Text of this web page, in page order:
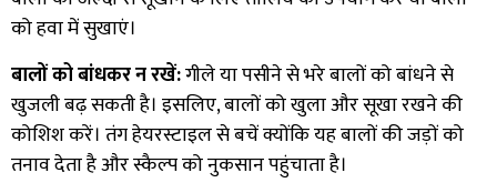
को हवा में सुखाएं।
बालों को बांधकर न रखें:गीले या पसीने से भरे बालों को बांधने से
खुजली बढ़ सकती है। इसलिए, बालों को खुला और सूखा रखने की
कोशिश करें। तंग हेयरस्टाइल से बचें क्योंकि यह बालों की जड़ों को
तनाव देता है और स्कैल्प को नुकसान पहुंचाता है।